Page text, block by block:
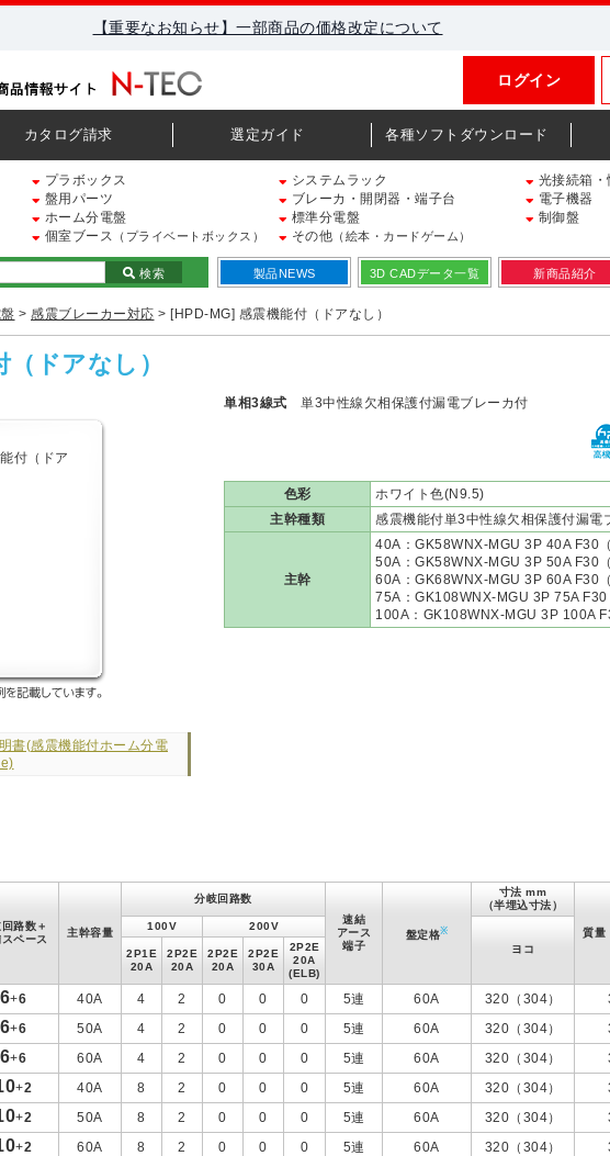
【重要なお知らせ】一部商品の価格改定について
ログイン
カタログ請求 選定ガイド 各種ソフトダウンロード
プラボックス システムラック
光接続箱
盤用パーツ ブレーカ・開閉器・端子台
電子機器
ホーム分電盤 標準分電盤
制御盤
個室ブース （プライベートボックス） その他 （絵本・カードゲーム）
検索 製品NEWS 3D CADデータ一覧 新商品紹介
> 感震ブレーカー対応 > [HPD-MG] 感震機能付（ドアなし）
ドアなし）
書(感震機能付ホーム分電
単相3線式 単3中性線欠相保護付漏電ブレーカ付
色彩
ホワイト色(N9.5)
主幹種類
感震機能付単3中性線欠相保護付漏電
主幹
40A：GK58WNX-MGU 3P 40A F30（
50A：GK58WNX-MGU 3P 50A F30（
60A：GK68WNX-MGU 3P 60A F30（
75A：GK108WNX-MGU 3P 75A F30
100A：GK108WNX-MGU 3P 100A
路数＋
ペース
主幹容量
分岐回路数
速結
アース
端子
盤定格※
寸法 mm
（半埋込寸法）
質量
100V
200V
ヨコ
2P1E
20A
2P2E
20A
2P2E
20A
2P2E
30A
2P2E
20A
(ELB)
6+6 40A 4 2 0 0 0 5連 60A 320（304）
6+6 50A 4 2 0 0 0 5連 60A 320（304）
6+6 60A 4 2 0 0 0 5連 60A 320（304）
+2 40A 8 2 0 0 0 5連 60A 320（304）
+2 50A 8 2 0 0 0 5連 60A 320（304）
+2 60A 8 2 0 0 0 5連 60A 320（304）